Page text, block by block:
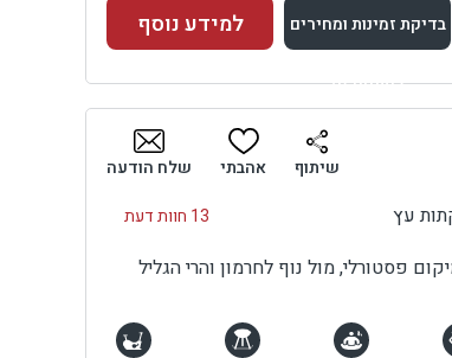
בדיקת זמינות ומחירים
למתחם זה
בדיקת זמינות ומחירים
למידע נוסף
13 חוות דעת
פסטורלי, מול נוף לחרמון והרי הגליל
שיתוף אהבתי שלח הודעה